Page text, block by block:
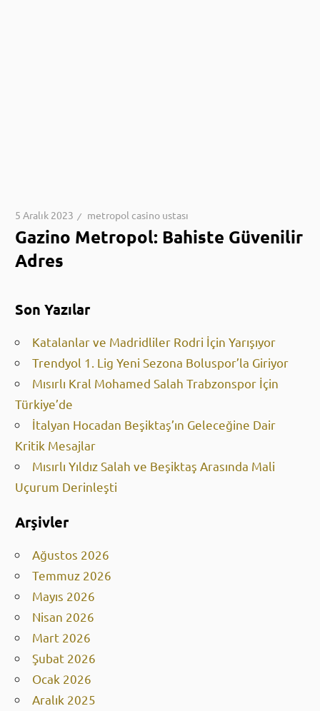
metropol casino ustası
Gazino Metropol: Bahiste Güvenilir
Adres
Son Yazılar
Katalanlar ve Madridliler Rodri İçin Yarışıyor
Trendyol 1. Lig Yeni Sezona Boluspor’la Giriyor
Mısırlı Kral Mohamed Salah Trabzonspor İçin
Türkiye’de
İtalyan Hocadan Beşiktaş’ın Geleceğine Dair
Kritik Mesajlar
Mısırlı Yıldız Salah ve Beşiktaş Arasında Mali
Uçurum Derinleşti
Arşivler
Ağustos 2026
Mayıs 2026
Şubat 2026